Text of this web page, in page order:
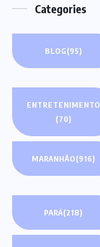
Categories
BLOG(95)
ENTRETENIMENTO
(70)
MARANHÃO(916)
PARÁ(218)